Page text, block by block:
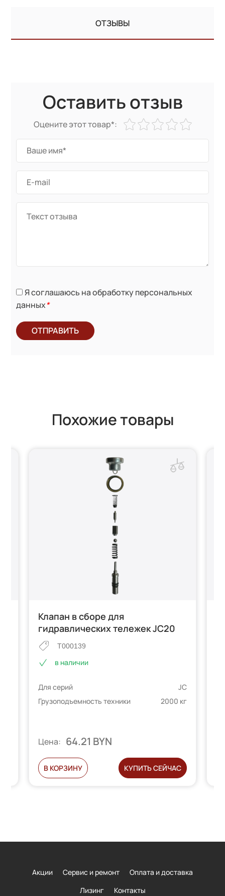
ОТЗЫВЫ
Оставить отзыв
Оцените этот товар*:
Я соглашаюсь на обработку персональных
данных*
ОТПРАВИТЬ
Похожие товары
Клапан в сборе для
гидравлических тележек JC20
T000139
в наличии
Для серий
JC
Грузоподъемность техники
2000 кг
Цена: 64.21 BYN
В КОРЗИНУ КУПИТЬ СЕЙЧАС
Акции Сервис и ремонт
Оплата и доставка
Лизинг
Контакты